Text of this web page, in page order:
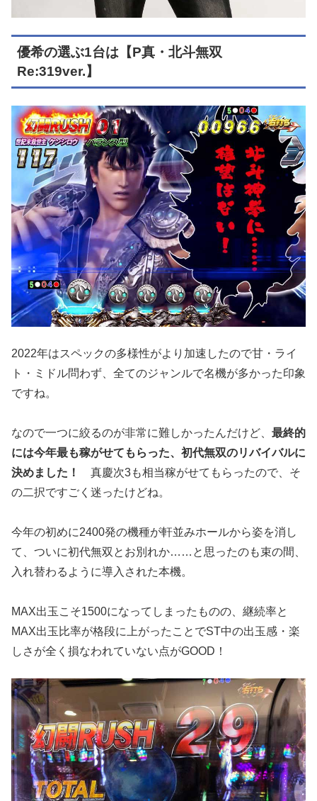
優希の選ぶ1台は【P真・北斗無双
Re:319ver.】
2022年はスペックの多様性がより加速したので甘・ライ
ト・ミ ドル問わず、全てのジャンルで名機が多かった印象
ですね。
なので一つに絞るのが非常に難しかったんだけど、 最終的
には今年最も稼がせてもらった、初代無双のリバイバルに
決めました！
真慶次3も相当稼がせてもらったので、そ
の二択ですごく迷ったけどね。
今年の初めに2400発の機種が軒並みホールから姿を消し
て、ついに初代無双とお別れか……と思ったのも束の間、
入れ替わるように導入さ れた本機。
MAX出玉こそ1500になってしまったものの、継続率と
MAX出玉比率が格段に上がったことでST中の出玉感・楽
し さが全く損なわれていない点がGOOD！